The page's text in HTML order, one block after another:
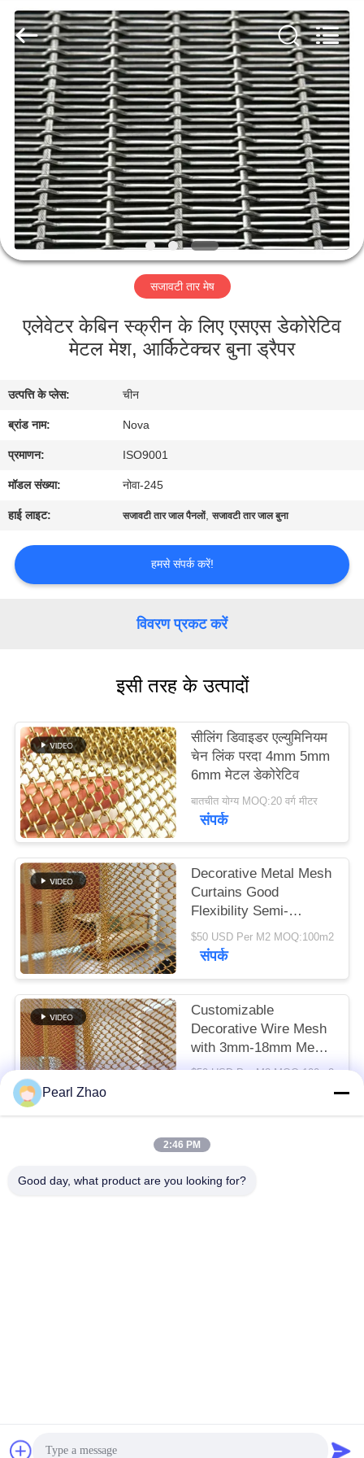
घर
उत्पाद
वीडियो
वी.आर.
शो
हमारे
कारखाने
का
दौरा
नियंत्रण
समाचार
मामले
SITEMAP
गोपनीयता
नीति
Metal
Wire
Mesh
Products
Co.,
Ltd..
Rights
Reserved.
सजावटी तार मेष
एलेवेटर केबिन स्क्रीन के लिए एसएस डेकोरेटिव
मेटल मेश, आर्किटेक्चर बुना ड्रैपर
उत्पत्ति के प्लेस: चीन
ब्रांड नाम: Nova
प्रमाणन: ISO9001
मॉडल संख्या: नोवा-245
हाई लाइट: सजावटी तार जाल पैनलों,सजावटी तार जाल बुना
हमसे संपर्क करें!
विवरण प्रकट करें
इसी तरह के उत्पादों
सीलिंग डिवाइडर एल्युमिनियम
चेन लिंक परदा 4mm 5mm
6mm मेटल डेकोरेटिव
बातचीत योग्य MOQ:20 वर्ग मीटर
संपर्क
Decorative Metal Mesh
Curtains Good
Flexibility Semi-
transparent For Your
High-class Decorative
$50 USD Per M2 MOQ:100m2
संपर्क
Customizable
Decorative Wire Mesh
with 3mm-18mm Mesh
Opening 0.5-2mm Wire
$50 USD Per M2 MOQ:100m2
लोकप्रिय श्रेणियां
Pearl Zhao
2:46 PM
Good day, what product are you looking for?